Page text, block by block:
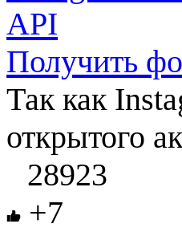
Получить
Так как
открытого
28923
+7